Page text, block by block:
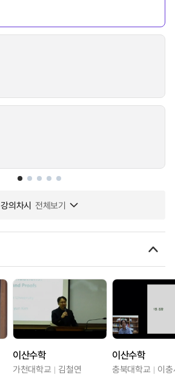
강의차시 전체보기
이산수학
가천대학교 김철연
이산수학
충북대학교 이